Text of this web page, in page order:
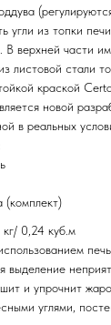
угли из топки
верхней части
листовой
краской
новой
в реальных
(комплект)
0,24 куб.м
выделение
и упрочнит
углями,